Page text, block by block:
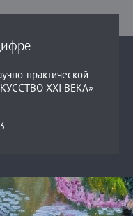
практической
XXI ВЕКА»